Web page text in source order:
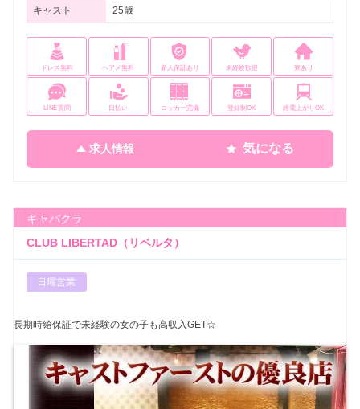
キャスト 25歳
ドレス無料 ヘアメ無料 新人保証あり 未経験歓迎 寮あり
LINE質問 日払い ロッカー完備 登録制OK 終電上がりOK
求人情報 気になる
キャバクラ
CLUB LIBERTAD（リベルタ）
日曜営業
長期時給保証で未経験の女の子も高収入GET☆